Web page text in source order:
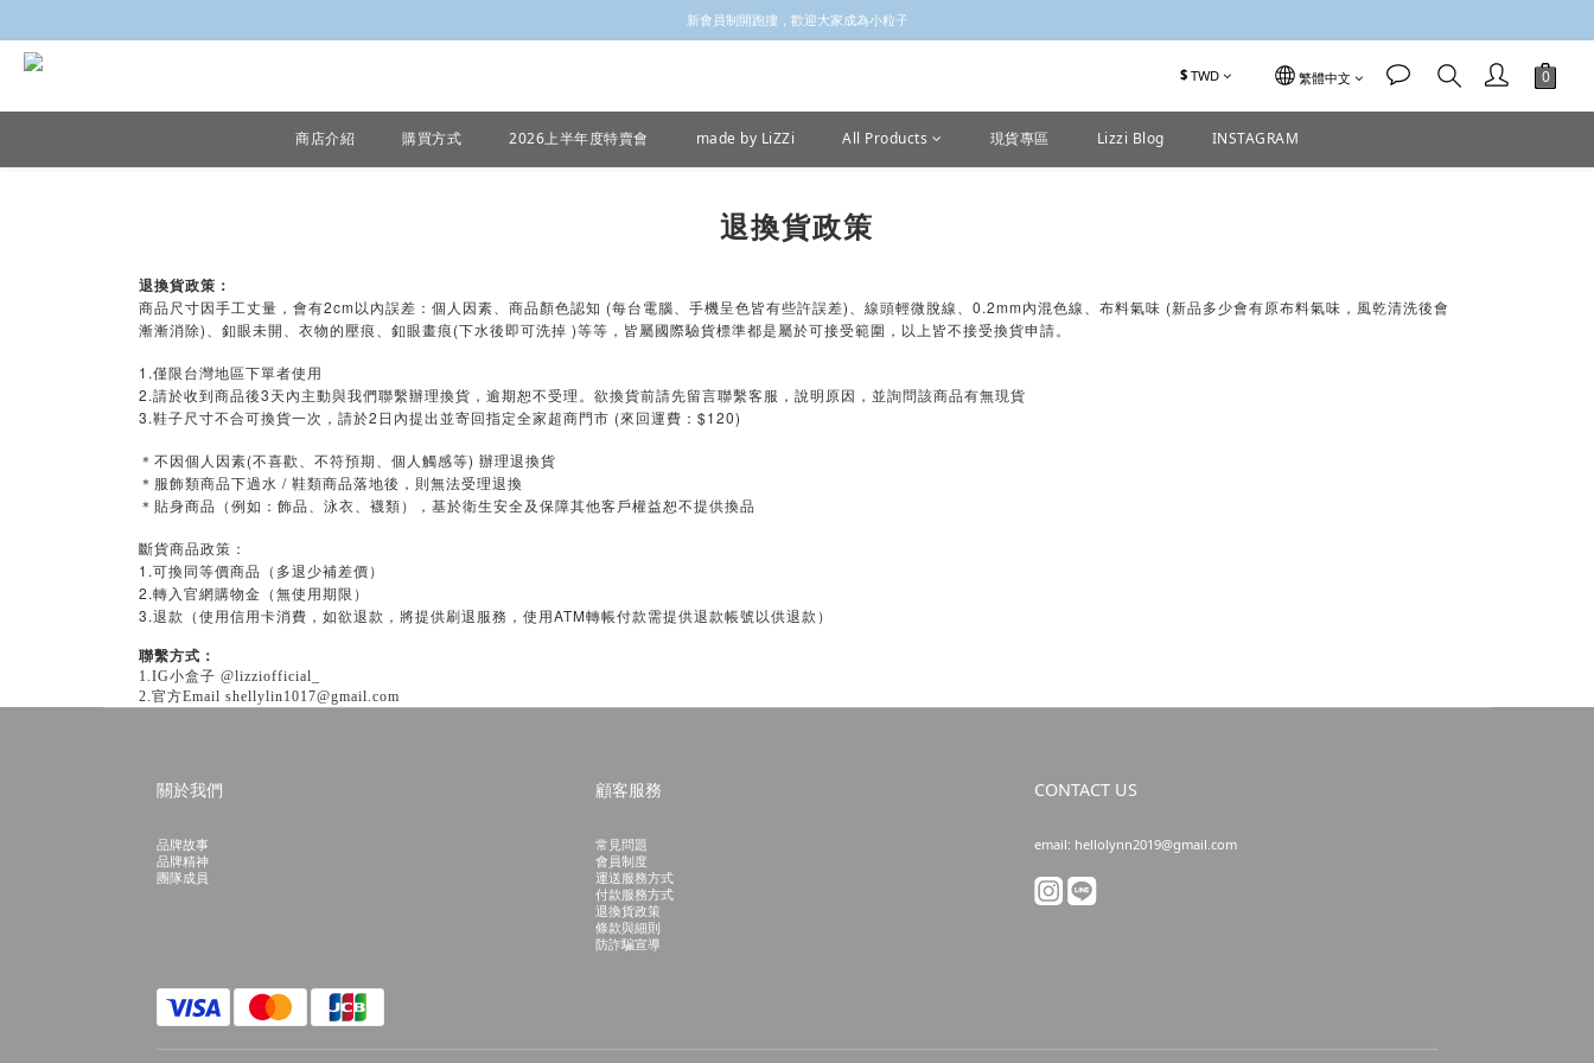
✩✩✩新會員註冊會員email 領取$100購物金✩✩✩
新會員制開跑摟，歡迎大家成為小粒子
$ TWD 繁體中文
商店介紹 購買方式 2026上半年度特賣會 made by LiZZi All Products 現貨專區 Lizzi Blog INSTAGRAM
退換貨政策
退換貨政策：
商品尺寸因手工丈量，會有2cm以內誤差：個人因素、商品顏色認知 (每台電腦、手機呈色皆有些許誤差)、線頭輕微脫線、0.2mm內混色線、布料氣味 (新品多少會有原布料氣味，風乾清洗後會
漸漸消除)、釦眼未開、衣物的壓痕、釦眼畫痕(下水後即可洗掉 )等等，皆屬國際驗貨標準都是屬於可接受範圍，以上皆不接受換貨申請。
1.僅限台灣地區下單者使用
2.請於收到商品後3天內主動與我們聯繫辦理換貨，逾期恕不受理。欲換貨前請先留言聯繫客服，說明原因，並詢問該商品有無現貨
3.鞋子尺寸不合可換貨一次，請於2日內提出並寄回指定全家超商門市 (來回運費：$120)
＊不因個人因素(不喜歡、不符預期、個人觸感等) 辦理退換貨
＊服飾類商品下過水 / 鞋類商品落地後，則無法受理退換
＊貼身商品（例如：飾品、泳衣、襪類），基於衛生安全及保障其他客戶權益恕不提供換品
斷貨商品政策：
1.可換同等價商品（多退少補差價）
2.轉入官網購物金（無使用期限）
3.退款（使用信用卡消費，如欲退款，將提供刷退服務，使用 ATM轉帳付款需提供退款帳號以供退款）
聯繫方式：
1.IG小盒子 @lizziofficial_
2.官方Email shellylin1017@gmail.com
關於我們
品牌故事
品牌精神
團隊成員
顧客服務
常見問題
會員制度
運送服務方式
付款服務方式
退換貨政策
條款與細則
防詐騙宣導
CONTACT US
email: hellolynn2019@gmail.com